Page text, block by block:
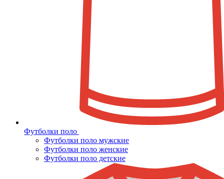
Футболки поло
Футболки поло мужские
Футболки поло женские
Футболки поло детские